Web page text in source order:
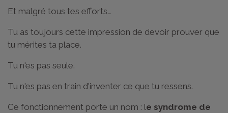
Et malgré tous tes efforts…
Tu as toujours cette impression de devoir prouver que
tu mérites ta place.
Tu n'es pas seule.
Tu n'es pas en train d'inventer ce que tu ressens.
Ce fonctionnement porte un nom : le syndrome de